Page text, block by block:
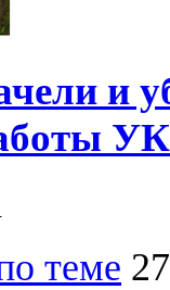
и
теме